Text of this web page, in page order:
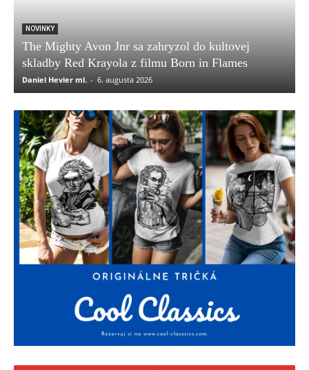
NOVINKY
The Mighty Avon Jnr sa zahryzol do kultovej
skladby Red Krayola z filmu Born in Flames
Daniel Hevier ml. - 6. augusta 2026